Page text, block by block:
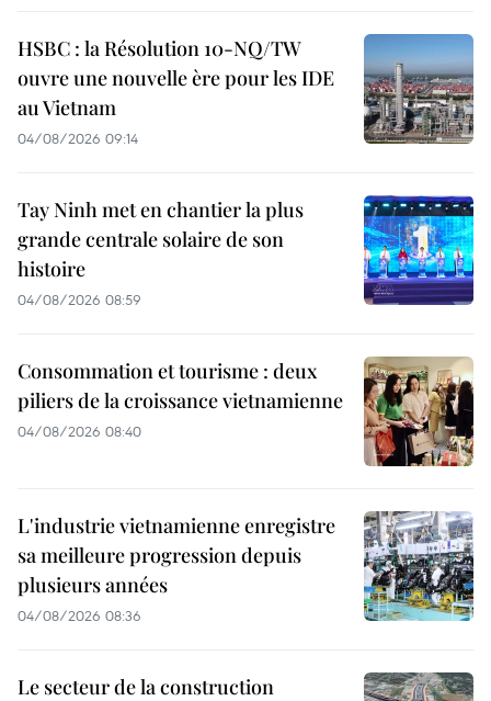
HSBC : la Résolution 10-NQ/TW
ouvre une nouvelle ère pour les IDE
au Vietnam
04/08/2026 09:14
Tay Ninh met en chantier la plus
grande centrale solaire de son
histoire
04/08/2026 08:59
Consommation et tourisme : deux
piliers de la croissance vietnamienne
04/08/2026 08:40
L'industrie vietnamienne enregistre
sa meilleure progression depuis
plusieurs années
04/08/2026 08:36
Le secteur de la construction